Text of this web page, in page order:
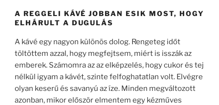
A REGGELI KÁVÉ JOBBAN ESIK MOST, HOGY
ELHÁRULT A DUGULÁS
A kávé egy nagyon különös dolog. Rengeteg időt
töltöttem azzal, hogy megfejtsem, miért is isszák az
emberek. Számomra az az elképzelés, hogy cukor és tej
nélkül igyam a kávét, szinte felfoghatatlan volt. Elvégre
olyan keserű és savanyú az íze. Minden megváltozott
azonban, mikor először elmentem egy kézműves